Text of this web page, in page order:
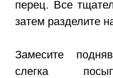
перец. Все
затем разделите
Замесите
слегка